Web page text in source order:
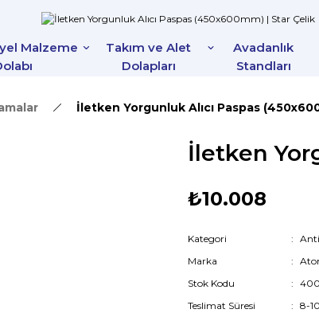
Malzeme
Takım ve Alet
Dolapları
Avadanlık
Standları
İletken Yorgunluk Alıcı Paspas
İletken
₺10.008
Kategori
Marka
Stok Kodu
Teslimat Süresi
8-